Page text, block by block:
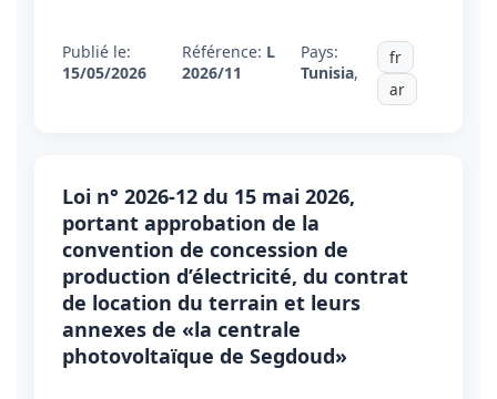
Publié le:
15/05/2026
Référence: L
2026/11
Pays:
Tunisia,
fr
ar
Loi n° 2026-12 du 15 mai 2026,
portant approbation de la
convention de concession de
production d’électricité, du contrat
de location du terrain et leurs
annexes de «la centrale
photovoltaïque de Segdoud»